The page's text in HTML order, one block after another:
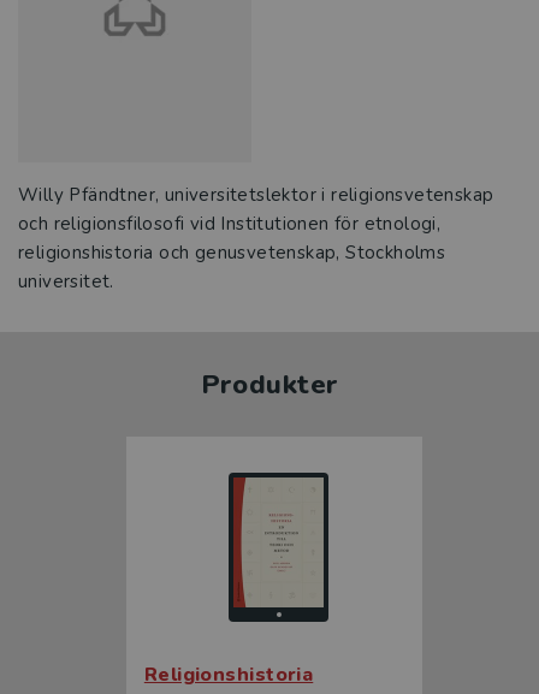
Willy Pfändtner, universitetslektor i religionsvetenskap
och religionsfilosofi vid Institutionen för etnologi,
religionshistoria och genusvetenskap, Stockholms
universitet.
Produkter
Religionshistoria